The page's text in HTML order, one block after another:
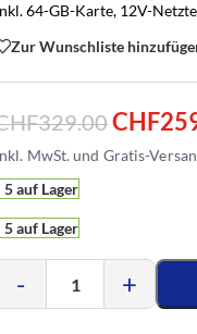
64-GB-Karte, 12V-
Zur Wunschliste
329.00CHF
5 auf Lager
5 auf Lager
- +